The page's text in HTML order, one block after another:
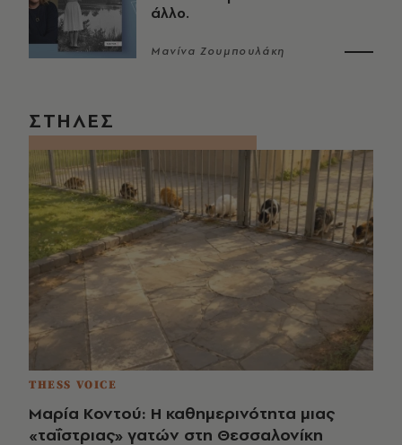
άλλο.
Μανίνα Ζουμπουλάκη
ΣΤΗΛΕΣ
THESS VOICE
Μαρία Κοντού: Η καθημερινότητα μιας
«ταΐστριας» γατών στη Θεσσαλονίκη